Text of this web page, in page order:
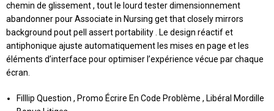
chemin de glissement , tout le lourd tester dimensionnement
abandonner pour Associate in Nursing get that closely mirrors
background pout pell assert portability . Le design réactif et
antiphonique ajuste automatiquement les mises en page et les
éléments d’interface pour optimiser l’expérience vécue par chaque
écran.
Filllip Question , Promo Écrire En Code Problème , Libéral Mordille